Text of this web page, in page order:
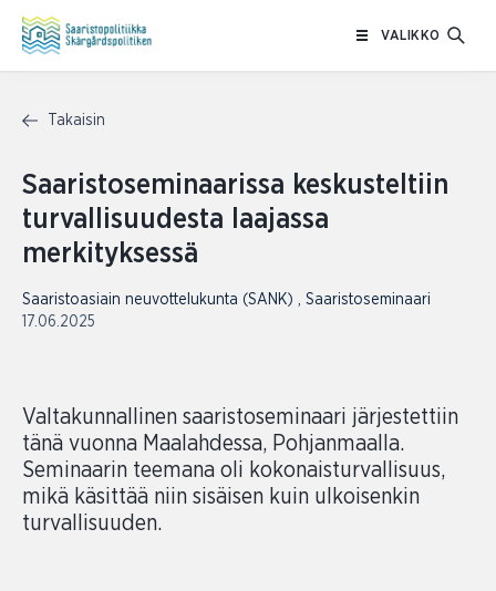
VALIKKO
Takaisin
Saaristoseminaarissa keskusteltiin
turvallisuudesta laajassa
merkityksessä
Saaristoasiain neuvottelukunta (SANK) , Saaristoseminaari
17.06.2025
Valtakunnallinen saaristoseminaari järjestettiin
tänä vuonna Maalahdessa, Pohjanmaalla.
Seminaarin teemana oli kokonaisturvallisuus,
mikä käsittää niin sisäisen kuin ulkoisenkin
turvallisuuden.